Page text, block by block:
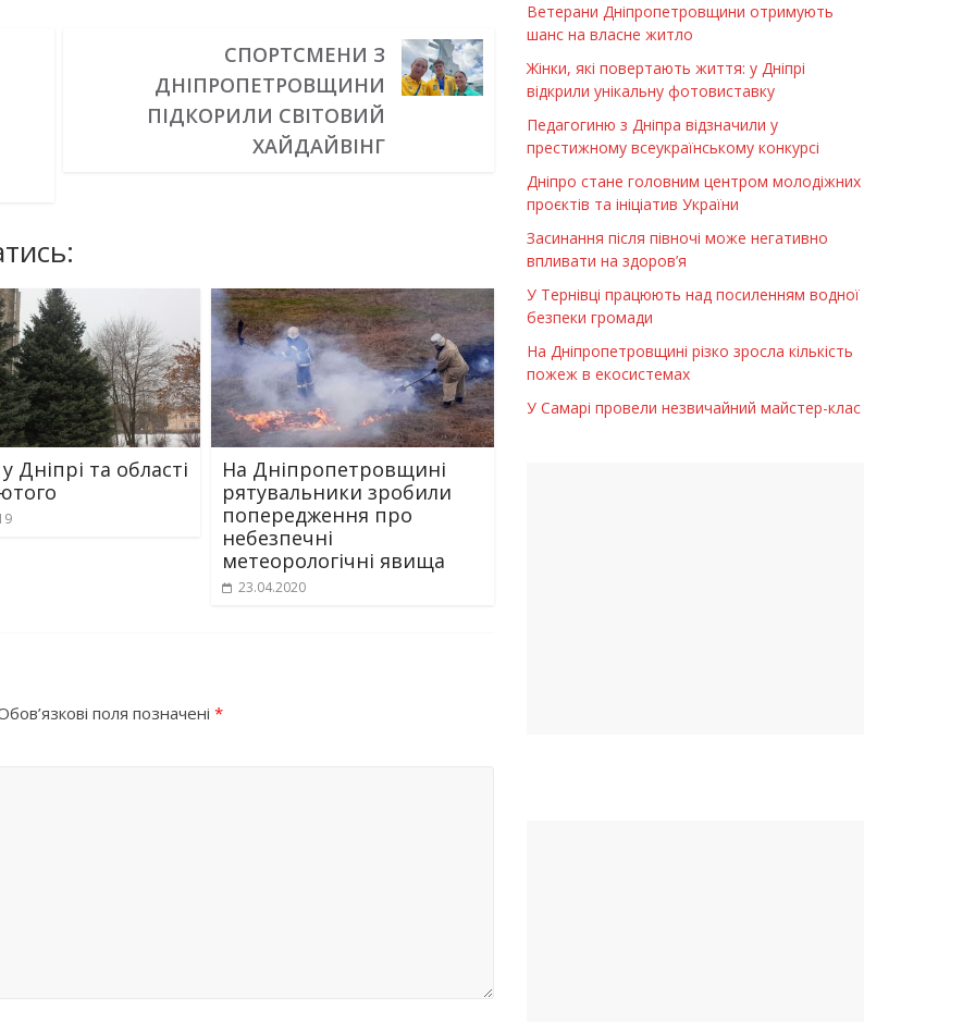
СПОРТСМЕНИ З
ДНІПРОПЕТРОВЩИНИ
ПІДКОРИЛИ СВІТОВИЙ
ХАЙДАЙВІНГ
Дніпрі та області
На Дніпропетровщині
рятувальники зробили
попередження про
небезпечні
метеорологічні явища
23.04.2020
поля позначені *
Ветерани Дніпропетровщини отримують
шанс на власне житло
Жінки, які повертають життя: у Дніпрі
відкрили унікальну фотовиставку
Педагогиню з Дніпра відзначили у
престижному всеукраїнському конкурсі
Дніпро стане головним центром молодіжних
проєктів та ініціатив України
Засинання після півночі може негативно
впливати на здоров’я
У Тернівці працюють над посиленням водної
безпеки громади
На Дніпропетровщині різко зросла кількість
пожеж в екосистемах
У Самарі провели незвичайний майстер-клас